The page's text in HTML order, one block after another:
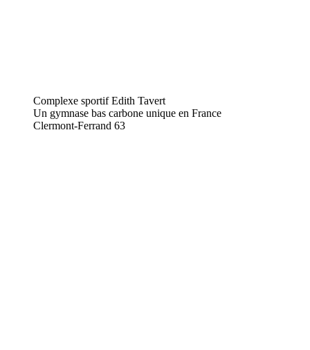
Complexe sportif Edith Tavert
Un gymnase bas carbone unique en France
Clermont-Ferrand 63